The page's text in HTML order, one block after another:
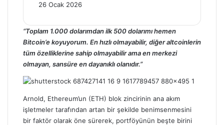
26 Ocak 2026
“Toplam 1.000 dolarımdan ilk 500 dolarımı hemen
Bitcoin’e koyuyorum. En hızlı olmayabilir, diğer altcoinlerin
tüm özelliklerine sahip olmayabilir ama en merkezi
olmayan, sansüre en dayanıklı olanıdır.”
Arnold, Ethereum’un (ETH) blok zincirinin ana akım
işletmeler tarafından artan bir şekilde benimsenmesini
bir faktör olarak öne sürerek, portföyünün beşte birini